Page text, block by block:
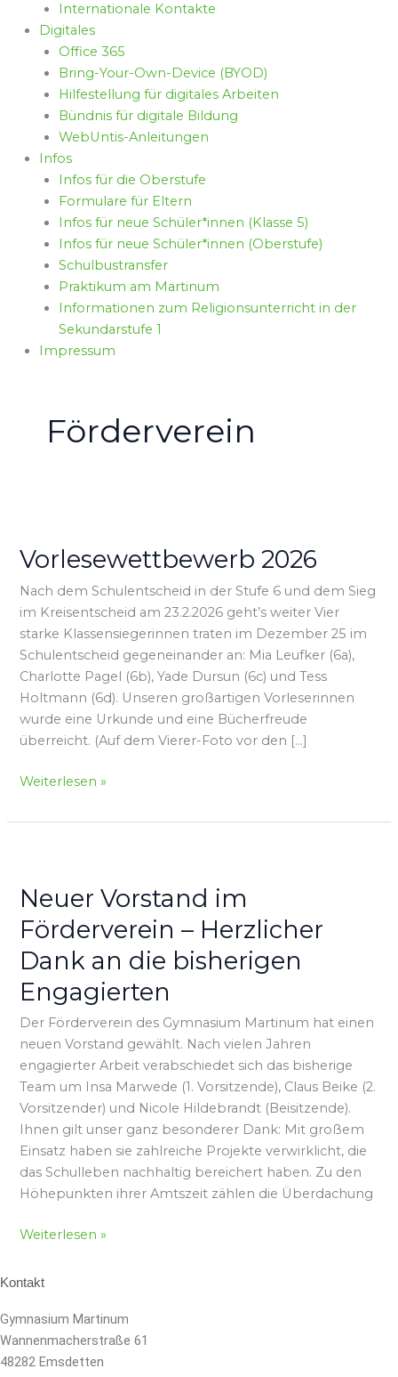
Internationale Kontakte
Digitales
Office 365
Bring-Your-Own-Device (BYOD)
Hilfestellung für digitales Arbeiten
Bündnis für digitale Bildung
WebUntis-Anleitungen
Infos
Infos für die Oberstufe
Formulare für Eltern
Infos für neue Schüler*innen (Klasse 5)
Infos für neue Schüler*innen (Oberstufe)
Schulbustransfer
Praktikum am Martinum
Informationen zum Religionsunterricht in der
Sekundarstufe 1
Impressum
Förderverein
Vorlesewettbewerb 2026
Nach dem Schulentscheid in der Stufe 6 und dem Sieg
im Kreisentscheid am 23.2.2026 geht’s weiter Vier
starke Klassensiegerinnen traten im Dezember 25 im
Schulentscheid gegeneinander an: Mia Leufker (6a),
Charlotte Pagel (6b), Yade Dursun (6c) und Tess
Holtmann (6d). Unseren großartigen Vorleserinnen
wurde eine Urkunde und eine Bücherfreude
überreicht. (Auf dem Vierer-Foto vor den […]
Weiterlesen »
Neuer Vorstand im
Förderverein – Herzlicher
Dank an die bisherigen
Engagierten
Der Förderverein des Gymnasium Martinum hat einen
neuen Vorstand gewählt. Nach vielen Jahren
engagierter Arbeit verabschiedet sich das bisherige
Team um Insa Marwede (1. Vorsitzende), Claus Beike (2.
Vorsitzender) und Nicole Hildebrandt (Beisitzende).
Ihnen gilt unser ganz besonderer Dank: Mit großem
Einsatz haben sie zahlreiche Projekte verwirklicht, die
das Schulleben nachhaltig bereichert haben. Zu den
Höhepunkten ihrer Amtszeit zählen die Überdachung
im
Förderverein
–
Herzlicher
Dank
an
die
bisherigen
Engagierten
Weiterlesen »
Kontakt
Gymnasium Martinum
Wannenmacherstraße 61
48282 Emsdetten